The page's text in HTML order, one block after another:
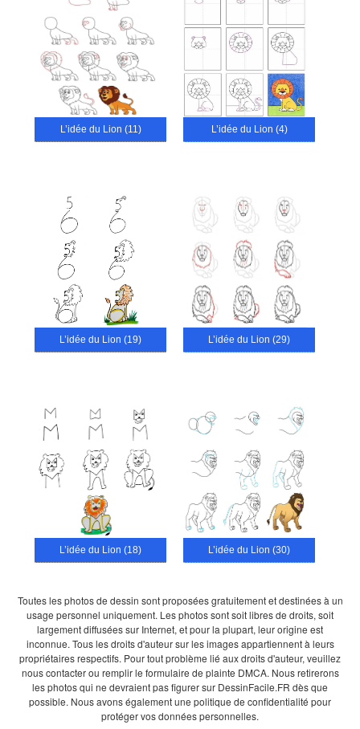
L’idée du Lion (11) L’idée du Lion (4)
L’idée du Lion (19) L’idée du Lion (29)
L’idée du Lion (18) L’idée du Lion (30)
Toutes les photos de dessin sont proposées gratuitement et destinées à un
usage personnel uniquement. Les photos sont soit libres de droits, soit
largement diffusées sur Internet, et pour la plupart, leur origine est
inconnue. Tous les droits d'auteur sur les images appartiennent à leurs
propriétaires respectifs. Pour tout problème lié aux droits d'auteur, veuillez
nous contacter ou remplir le formulaire de plainte DMCA. Nous retirerons
les photos qui ne devraient pas figurer sur DessinFacile.FR dès que
possible. Nous avons également une politique de confidentialité pour
protéger vos données personnelles.